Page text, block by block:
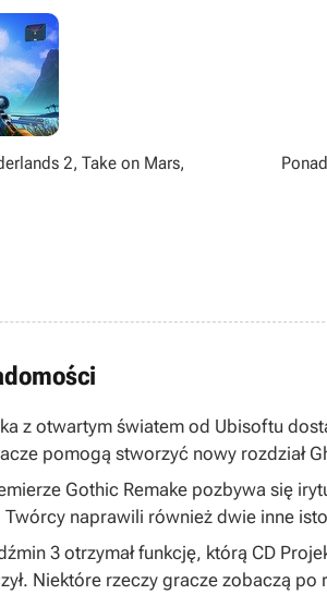
2, Take on Mars,
z otwartym światem od Ubisoftu
pomogą stworzyć nowy rozdział
Gothic Remake pozbywa się
Twórcy naprawili również dwie inne
3 otrzymał funkcję, którą CD
Niektóre rzeczy gracze zobaczą po